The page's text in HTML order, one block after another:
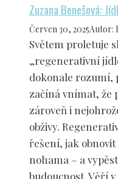
Zuzana Benešová:
Červen 30, 2025Autor:
Světem proletuje
„regenerativní
dokonale rozumí,
začíná vnímat, že
zároveň i
obživy.
řešení, jak
nohama – a
budoucnost. Věří